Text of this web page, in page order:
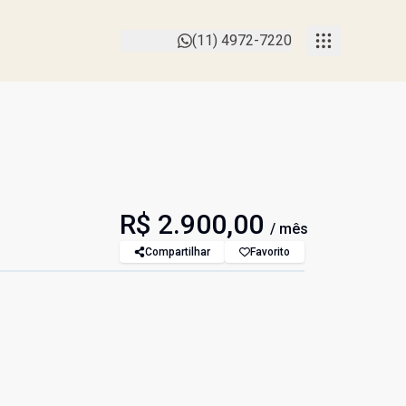
(11) 4972-7220
R$ 2.900,00 / mês
Compartilhar Favorito